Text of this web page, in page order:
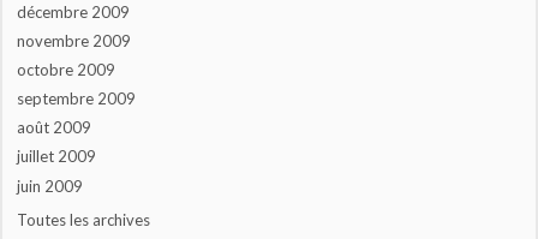
décembre 2009
novembre 2009
octobre 2009
septembre 2009
août 2009
juillet 2009
juin 2009
Toutes les archives